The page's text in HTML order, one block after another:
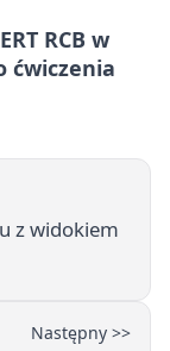
RCB w
ćwiczenia
z widokiem
Następny >>